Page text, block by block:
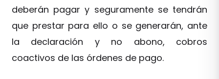
deberán pagar y seguramente se tendrán
que prestar para ello o se generarán, ante
la declaración y no abono, cobros
coactivos de las órdenes de pago.